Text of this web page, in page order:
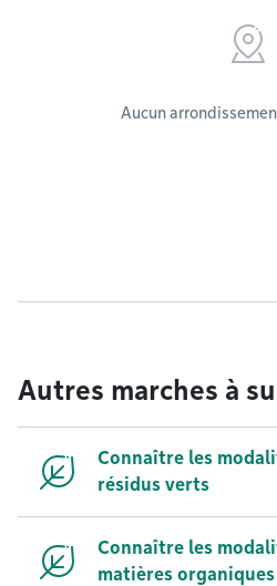
Aucun
Autres marches à
Connaître les
résidus verts
Connaître les
matières organiques